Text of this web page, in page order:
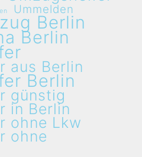
Ummelden
Berlin
Berlin
aus Berlin
Berlin
günstig
in Berlin
ohne Lkw
ohne